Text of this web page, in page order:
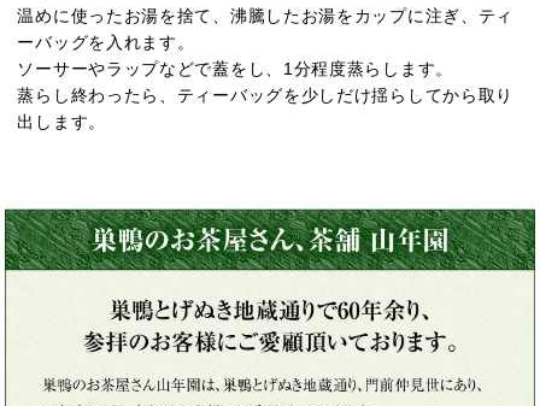
温めに使ったお湯を捨て、沸騰したお湯をカップに注ぎ、ティ
ーバッグを入れます。
ソーサーやラップなどで蓋をし、1分程度蒸らします。
蒸らし終わったら、ティーバッグを少しだけ揺らしてから取り
出します。